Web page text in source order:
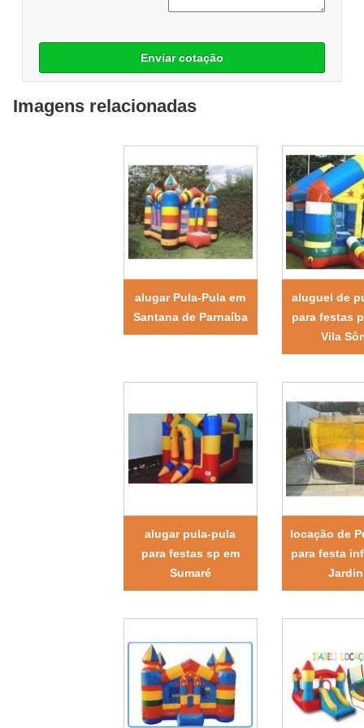
Enviar cotação
Imagens relacionadas
alugar Pula-Pula em
Santana de Parnaíba
aluguel de
para festas
Vila
alugar pula-pula
para festas sp em
Sumaré
locação de
para festa